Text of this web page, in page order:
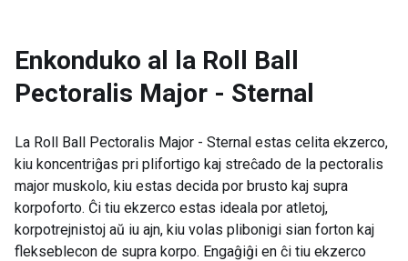
Enkonduko al la Roll Ball
Pectoralis Major - Sternal
La Roll Ball Pectoralis Major - Sternal estas celita ekzerco,
kiu koncentriĝas pri plifortigo kaj streĉado de la pectoralis
major muskolo, kiu estas decida por brusto kaj supra
korpoforto. Ĉi tiu ekzerco estas ideala por atletoj,
korpotrejnistoj aŭ iu ajn, kiu volas plibonigi sian forton kaj
flekseblecon de supra korpo. Engaĝiĝi en ĉi tiu ekzerco